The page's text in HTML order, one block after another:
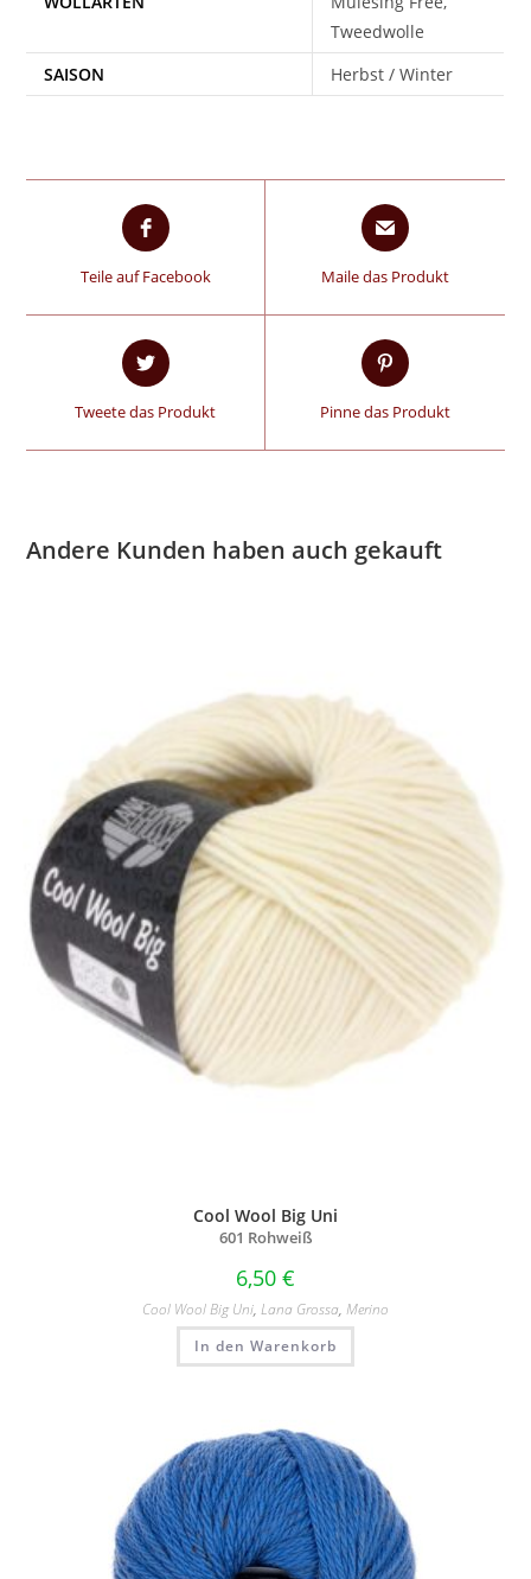
Tweedwolle
SAISON
Herbst / Winter
Teile auf Facebook Maile das Produkt
Tweete das Produkt Pinne das Produkt
Andere Kunden haben auch gekauft
Cool Wool Big Uni
601 Rohweiß
6,50 €
Cool Wool Big Uni, Lana Grossa, Merino
In den Warenkorb